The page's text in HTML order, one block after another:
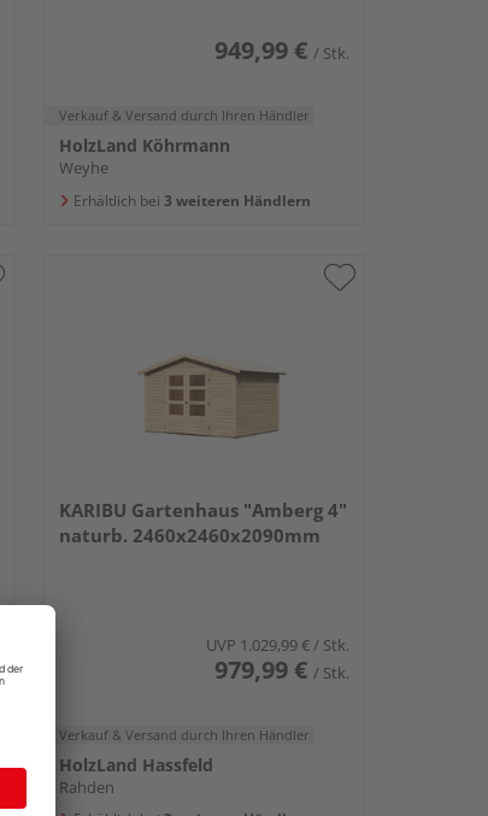
949,99 € / Stk.
Verkauf & Versand durch Ihren Händler
HolzLand Köhrmann
Weyhe
Erhältlich bei 3 weiteren Händlern
KARIBU Gartenhaus "Amberg 4"
naturb. 2460x2460x2090mm
UVP 1.029,99 € / Stk.
979,99 € / Stk.
Verkauf & Versand durch Ihren Händler
HolzLand Hassfeld
Rahden